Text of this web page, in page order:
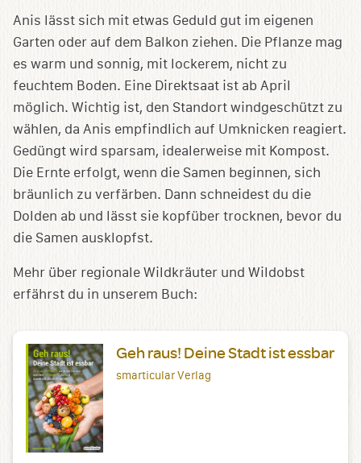
Anis lässt sich mit etwas Geduld gut im eigenen
Garten oder auf dem Balkon ziehen. Die Pflanze mag
es warm und sonnig, mit lockerem, nicht zu
feuchtem Boden. Eine Direktsaat ist ab April
möglich. Wichtig ist, den Standort windgeschützt zu
wählen, da Anis empfindlich auf Umknicken reagiert.
Gedüngt wird sparsam, idealerweise mit Kompost.
Die Ernte erfolgt, wenn die Samen beginnen, sich
bräunlich zu verfärben. Dann schneidest du die
Dolden ab und lässt sie kopfüber trocknen, bevor du
die Samen ausklopfst.
Mehr über regionale Wildkräuter und Wildobst
erfährst du in unserem Buch:
Geh raus! Deine Stadt ist essbar
smarticular Verlag